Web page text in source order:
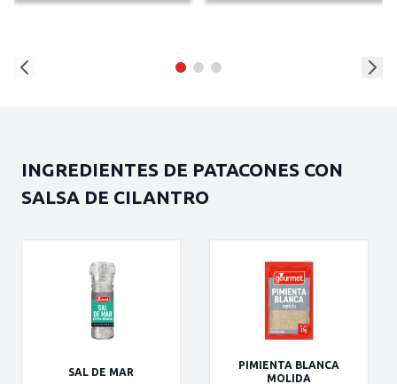
INGREDIENTES DE PATACONES CON
SALSA DE CILANTRO
SAL DE MAR
PIMIENTA BLANCA
MOLIDA